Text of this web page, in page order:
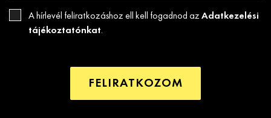
A hírlevél feliratkozáshoz ell kell fogadnod az Adatkezelési
tájékoztatónkat.
FELIRATKOZOM